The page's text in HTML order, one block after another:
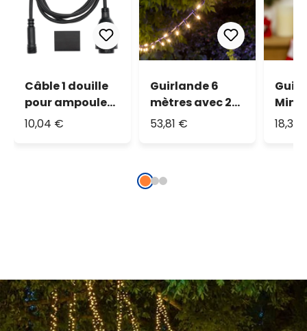
Câble 1 douille
pour ampoule
Vintage E27, 2
10,04 €
Guirlande 6
mètres avec 20
ampoules
53,81 €
m,
18,38